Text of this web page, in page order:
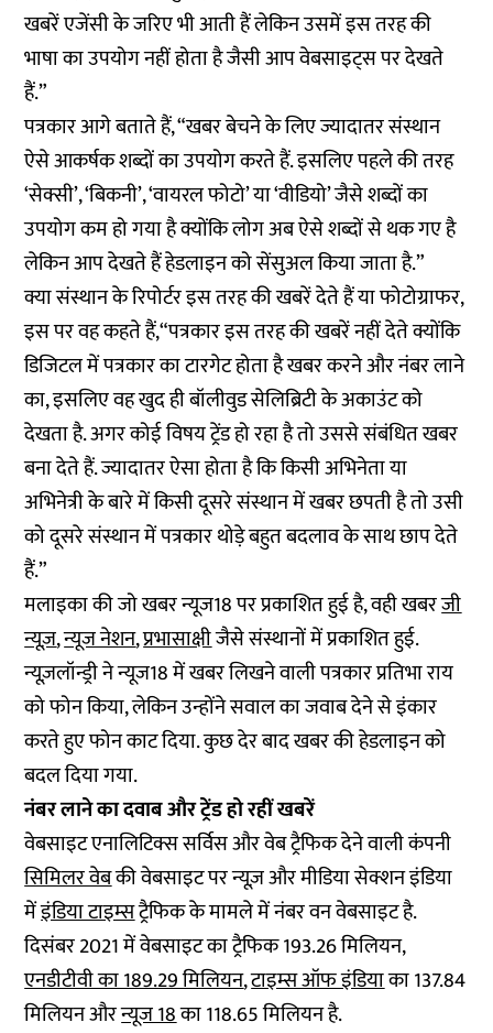
खबरें एजेंसी के जरिए भी आती हैं लेकिन उसमें इस तरह की
भाषा का उपयोग नहीं होता है जैसी आप वेबसाइट्स पर देखते
हैं.”
पत्रकार आगे बताते हैं, “खबर बेचने के लिए ज्यादातर संस्थान
ऐसे आकर्षक शब्दों का उपयोग करते हैं. इसलिए पहले की तरह
‘सेक्सी’, ‘बिकनी’, ‘वायरल फोटो’ या ‘वीडियो’ जैसे शब्दों का
उपयोग कम हो गया है क्योंकि लोग अब ऐसे शब्दों से थक गए है
लेकिन आप देखते हैं हेडलाइन को सेंसुअल किया जाता है.”
क्या संस्थान के रिपोर्टर इस तरह की खबरें देते हैं या फोटोग्राफर,
इस पर वह कहते हैं,“पत्रकार इस तरह की खबरें नहीं देते क्योंकि
डिजिटल में पत्रकार का टारगेट होता है खबर करने और नंबर लाने
का, इसलिए वह खुद ही बॉलीवुड सेलिब्रिटी के अकाउंट को
देखता है. अगर कोई विषय ट्रेंड हो रहा है तो उससे संबंधित खबर
बना देते हैं. ज्यादातर ऐसा होता है कि किसी अभिनेता या
अभिनेत्री के बारे में किसी दूसरे संस्थान में खबर छपती है तो उसी
को दूसरे संस्थान में पत्रकार थोड़े बहुत बदलाव के साथ छाप देते
हैं.”
मलाइका की जो खबर न्यूज18 पर प्रकाशित हुई है, वही खबरजी
न्यूज़,न्यूज नेशन,प्रभासाक्षीजैसे संस्थानों में प्रकाशित हुई.
न्यूज़लॉन्ड्री ने न्यूज18 में खबर लिखने वाली पत्रकार प्रतिभा राय
को फोन किया, लेकिन उन्होंने सवाल का जवाब देने से इंकार
करते हुए फोन काट दिया. कुछ देर बाद खबर की हेडलाइन को
बदल दिया गया.
नंबर लाने का दवाब और ट्रेंड हो रहीं खबरें
वेबसाइट एनालिटिक्स सर्विस और वेब ट्रैफिक देने वाली कंपनी
सिमिलर वेबकी वेबसाइट पर न्यूज़ और मीडिया सेक्शन इंडिया
मेंइंडिया टाइम्सट्रैफिक के मामले में नंबर वन वेबसाइट है.
दिसंबर 2021 में वेबसाइट का ट्रैफिक 193.26 मिलियन,
एनडीटीवी का 189.29 मिलियन,टाइम्स ऑफ इंडियाका 137.84
मिलियन औरन्यूज 18का 118.65 मिलियन है.